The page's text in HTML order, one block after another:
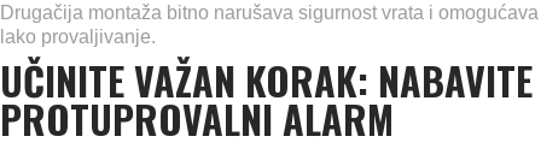
Drugačija montaža bitno narušava sigurnost vrata i omogućava
lako provaljivanje.
UČINITE VAŽAN KORAK: NABAVITE
PROTUPROVALNI ALARM